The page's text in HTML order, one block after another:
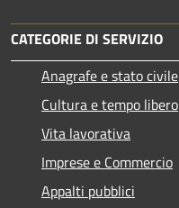
CATEGORIE DI SERVIZIO
Anagrafe e stato civile
Cultura e tempo libero
Vita lavorativa
Imprese e Commercio
Appalti pubblici